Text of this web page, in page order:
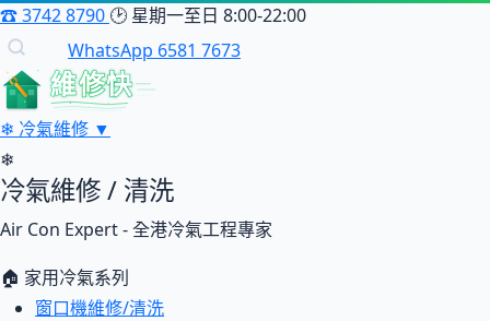
☎3742 8790 🕑 星期一至日 8:00-22:00
WhatsApp 6581 7673
維修快
❄ 冷氣維修 ▼
❄
冷氣維修 / 清洗
Air Con Expert - 全港冷氣工程專家
🏠 家用冷氣系列
窗口機維修/清洗